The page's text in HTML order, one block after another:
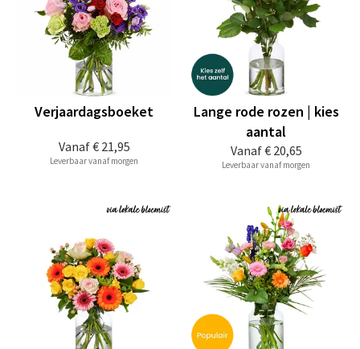
Vanaf€ 21,95
Verjaardagsboeket
Leverbaar vanaf morgen
Vanaf€ 20,65
Lange rode rozen | kies
aantal
Leverbaar vanaf morgen